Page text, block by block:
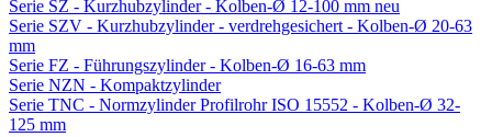
Serie SZ - Kurzhubzylinder - Kolben-Ø 12-100 mm neu
Serie SZV - Kurzhubzylinder - verdrehgesichert - Kolben-Ø 20-63
mm
Serie FZ - Führungszylinder - Kolben-Ø 16-63 mm
Serie NZN - Kompaktzylinder
Serie TNC - Normzylinder Profilrohr ISO 15552 - Kolben-Ø 32-
125 mm